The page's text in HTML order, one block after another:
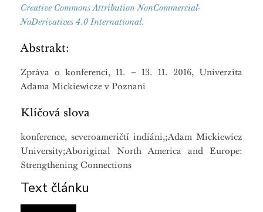
Creative Commons Attribution NonCommercial-
NoDerivatives 4.0 International.
Abstrakt:
Zpráva o konferenci, 11. – 13. 11. 2016, Univerzita
Adama Mickiewicze v Poznani
Klíčová slova
konference, severoameričtí indiáni,;Adam Mickiewicz
University;Aboriginal North America and Europe:
Strengthening Connections
Text článku